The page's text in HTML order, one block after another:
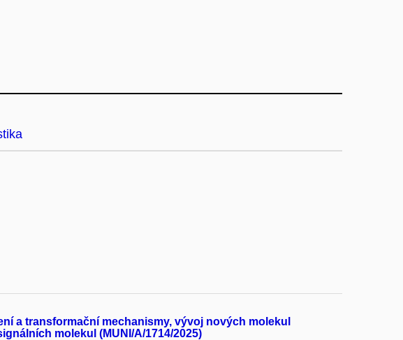
a transformační mechanismy, vývoj nových molekul
molekul (MUNI/A/1714/2025)